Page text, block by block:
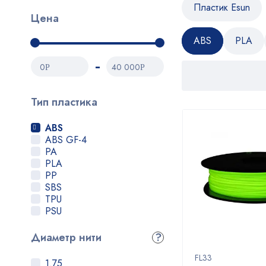
Цена
0Р 40 000Р
Тип пластика
ABS
ABS GF-4
PA
PLA
PP
SBS
TPU
PSU
Диаметр нити ?
Пластик Esun
ABS PLA
FL33